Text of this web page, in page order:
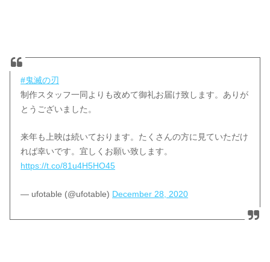
#鬼滅の刃
制作スタッフ一同よりも改めて御礼お届け致します。ありが
とうございました。
来年も上映は続いております。たくさんの方に見ていただけ
れば幸いです。宜しくお願い致します。
https://t.co/81u4H5HO45
— ufotable (@ufotable) December 28, 2020